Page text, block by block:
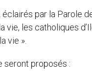
éclairés par la Parole
vie, les catholiques
vie ».
seront proposés :